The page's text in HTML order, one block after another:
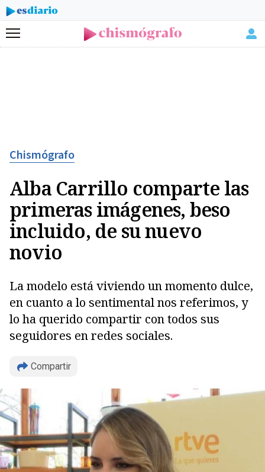
Menú
Chismógrafo
Alba Carrillo comparte las
primeras imágenes, beso
incluido, de su nuevo
novio
La modelo está viviendo un momento dulce,
en cuanto a lo sentimental nos referimos, y
lo ha querido compartir con todos sus
seguidores en redes sociales.
Compartir
Copiar